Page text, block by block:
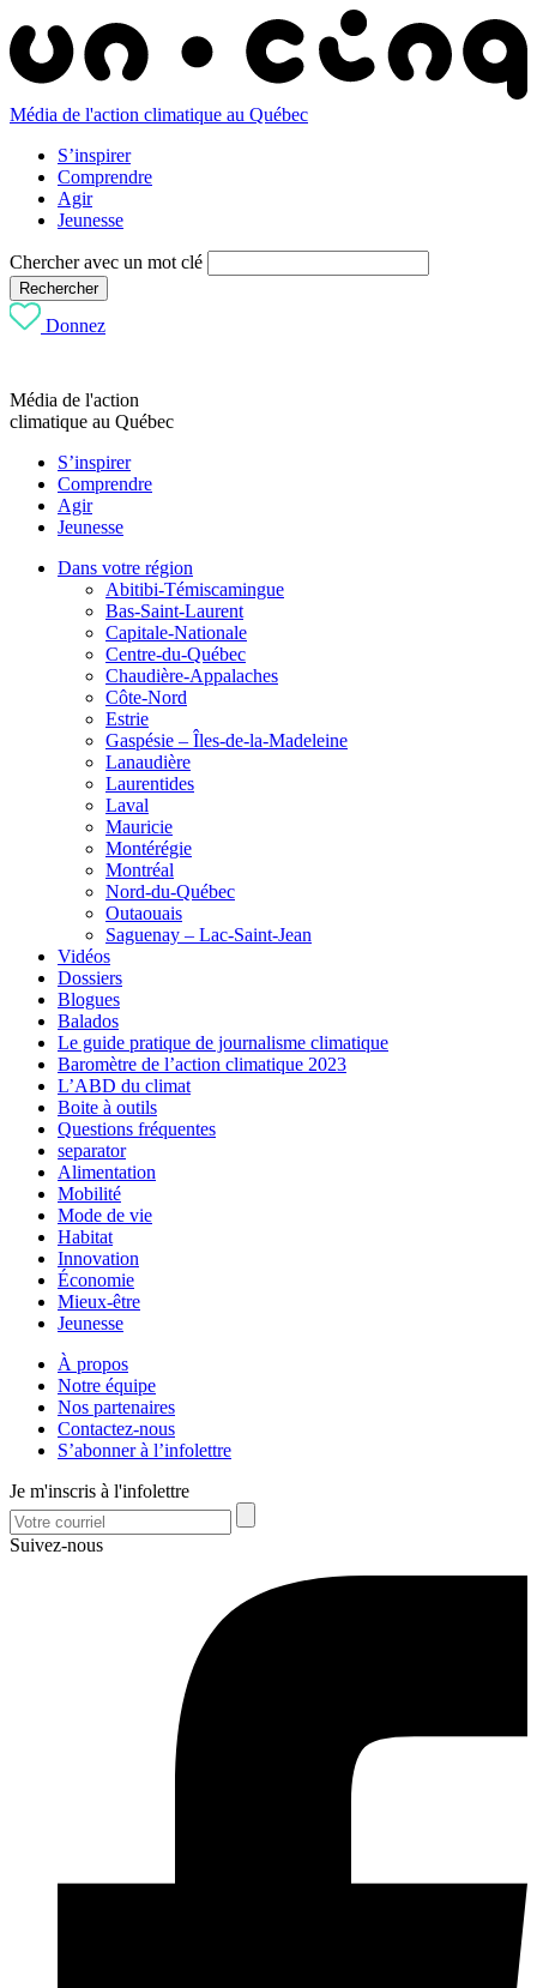
Média de l'action climatique au Québec
S’inspirer
Comprendre
Agir
Jeunesse
Chercher avec un mot clé
Rechercher
Donnez
Média de l'action
climatique au Québec
S’inspirer
Comprendre
Agir
Jeunesse
Dans votre région
Abitibi-Témiscamingue
Bas-Saint-Laurent
Capitale-Nationale
Centre-du-Québec
Chaudière-Appalaches
Côte-Nord
Estrie
Gaspésie – Îles-de-la-Madeleine
Lanaudière
Laurentides
Laval
Mauricie
Montérégie
Montréal
Nord-du-Québec
Outaouais
Saguenay – Lac-Saint-Jean
Vidéos
Dossiers
Blogues
Balados
Le guide pratique de journalisme climatique
Baromètre de l’action climatique 2023
L’ABD du climat
Boite à outils
Questions fréquentes
separator
Alimentation
Mobilité
Mode de vie
Habitat
Innovation
Économie
Mieux-être
Jeunesse
À propos
Notre équipe
Nos partenaires
Contactez-nous
S’abonner à l’infolettre
Je m'inscris à l'infolettre
Suivez-nous